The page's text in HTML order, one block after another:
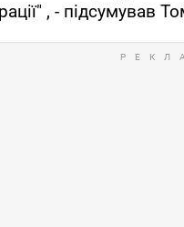
, - підсумував